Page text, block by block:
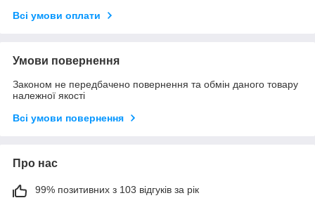
Всі умови оплати
Умови повернення
Законом не передбачено повернення та обмін даного товару
належної якості
Всі умови повернення
Про нас
99% позитивних з 103 відгуків за рік